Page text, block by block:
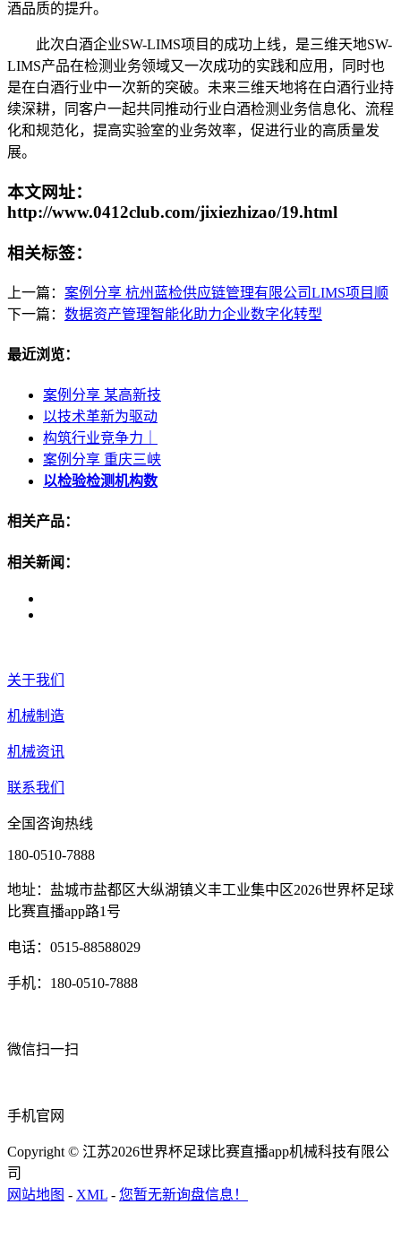
酒品质的提升。
此次白酒企业SW-LIMS项目的成功上线，是三维天地SW-
LIMS产品在检测业务领域又一次成功的实践和应用，同时也
是在白酒行业中一次新的突破。未来三维天地将在白酒行业持
续深耕，同客户一起共同推动行业白酒检测业务信息化、流程
化和规范化，提高实验室的业务效率，促进行业的高质量发
展。
本文网址：
http://www.0412club.com/jixiezhizao/19.html
相关标签：
上一篇： 案例分享 杭州蓝检供应链管理有限公司LIMS项目顺
下一篇： 数据资产管理智能化助力企业数字化转型
最近浏览：
案例分享 某高新技
以技术革新为驱动
构筑行业竞争力｜
案例分享 重庆三峡
以检验检测机构数
相关产品：
相关新闻：
关于我们
机械制造
机械资讯
联系我们
全国咨询热线
180-0510-7888
地址：盐城市盐都区大纵湖镇义丰工业集中区2026世界杯足球
比赛直播app路1号
电话：0515-88588029
手机：180-0510-7888
微信扫一扫
手机官网
Copyright © 江苏2026世界杯足球比赛直播app机械科技有限公
司
网站地图 - XML - 您暂无新询盘信息！